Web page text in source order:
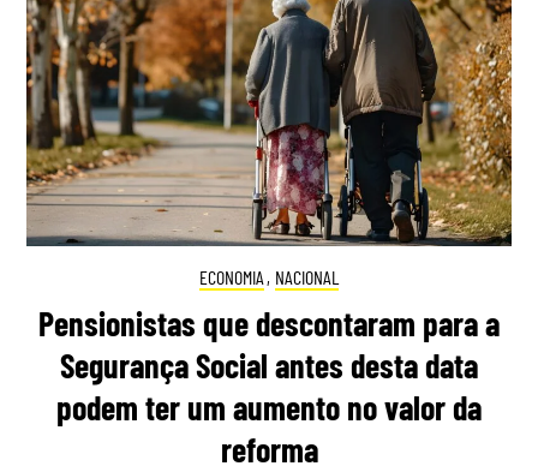
ECONOMIA , NACIONAL
Pensionistas que descontaram para a
Segurança Social antes desta data
podem ter um aumento no valor da
reforma